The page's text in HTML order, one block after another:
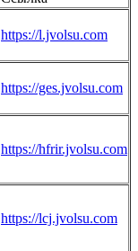
https://l.jvolsu.com
https://ges.jvolsu.com
https://hfrir.jvolsu.com
https://lcj.jvolsu.com